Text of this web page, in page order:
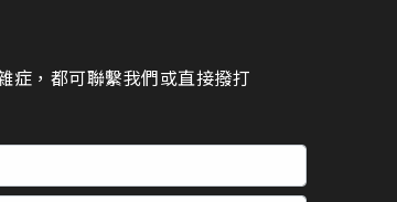
症，都可聯繫我們或直接撥打